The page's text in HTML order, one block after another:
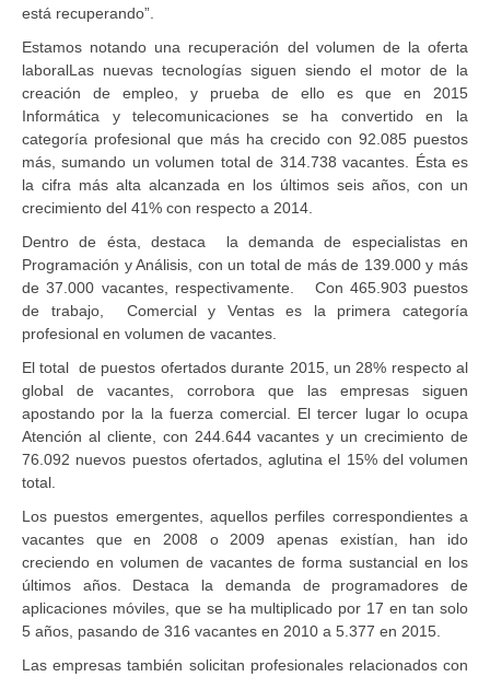
está recuperando”.
Estamos notando una recuperación del volumen de la oferta
laboralLas nuevas tecnologías siguen siendo el motor de la
creación de empleo, y prueba de ello es que en 2015
Informática y telecomunicaciones se ha convertido en la
categoría profesional que más ha crecido con 92.085 puestos
más, sumando un volumen total de 314.738 vacantes. Ésta es
la cifra más alta alcanzada en los últimos seis años, con un
crecimiento del 41% con respecto a 2014.
Dentro de ésta, destaca la demanda de especialistas en
Programación y Análisis, con un total de más de 139.000 y más
de 37.000 vacantes, respectivamente. Con 465.903 puestos
de trabajo, Comercial y Ventas es la primera categoría
profesional en volumen de vacantes.
El total de puestos ofertados durante 2015, un 28% respecto al
global de vacantes, corrobora que las empresas siguen
apostando por la la fuerza comercial. El tercer lugar lo ocupa
Atención al cliente, con 244.644 vacantes y un crecimiento de
76.092 nuevos puestos ofertados, aglutina el 15% del volumen
total.
Los puestos emergentes, aquellos perfiles correspondientes a
vacantes que en 2008 o 2009 apenas existían, han ido
creciendo en volumen de vacantes de forma sustancial en los
últimos años. Destaca la demanda de programadores de
aplicaciones móviles, que se ha multiplicado por 17 en tan solo
5 años, pasando de 316 vacantes en 2010 a 5.377 en 2015.
Las empresas también solicitan profesionales relacionados con